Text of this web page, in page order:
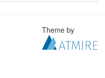
Theme by